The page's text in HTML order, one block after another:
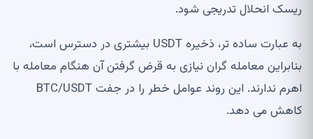
ریسک انحلال تدریجی شود.
به عبارت ساده تر، ذخیره USDT بیشتری در دسترس است،
بنابراین معامله گران نیازی به قرض گرفتن آن هنگام معامله با
اهرم ندارند. این روند عوامل خطر را در جفت BTC/USDT
کاهش می دهد.